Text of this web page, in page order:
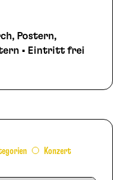
Postern,
• Eintritt frei
Konzert